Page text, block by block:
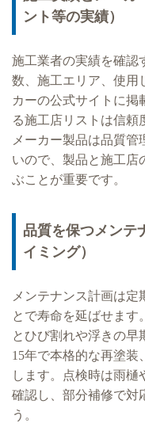
ント等の実績）
施工業者の実績を確認
数、施工エリア、使用
カーの公式サイトに掲
る施工店リストは信頼
メーカー製品は品質
いので、製品と施工店
ぶことが重要です。
品質を保つメンテ
イミング）
メンテナンス計画は定
とで寿命を延ばせます
とひび割れや浮きの早
15年で本格的な再塗装
します。点検時は雨樋
確認し、部分補修で対
う。